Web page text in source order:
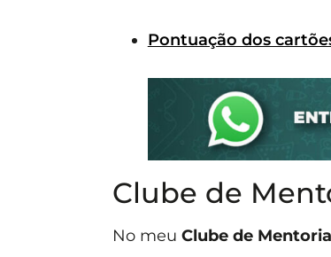
Pontuação dos
Clube de
No meu Clube de Mentoria